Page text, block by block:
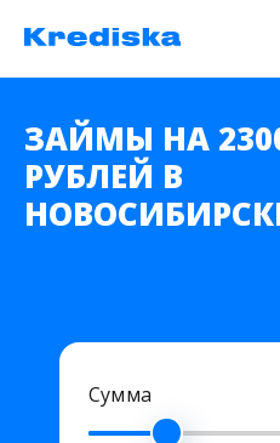
ЗАЙМЫ НА
РУБЛЕЙ В
Сумма